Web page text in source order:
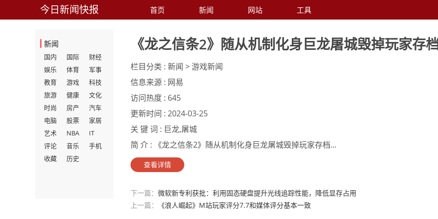
今日新闻快报 首页 新闻 网站 工具
新闻
国内 国际
财经
娱乐
体育
军事
教育
游戏
科技
旅游
健康
文化
时尚
房产
汽车
电脑
股票
家居
艺术
NBA
IT
评论
音乐
手机
收藏
历史
《龙之信条2》随从机制化身巨龙屠城毁掉玩家存
栏目分类 : 新闻 > 游戏新闻
信息来源 : 网易
访问热度 : 645
更新时间 : 2024-03-25
关 键 词 : 巨龙,屠城
简 介 : 《龙之信条2》随从机制化身巨龙屠城毁掉玩家存档...
查看详情
下一篇： 微软新专利获批：利用固态硬盘提升光线追踪性能，降低显存占用
上一篇：
《浪人崛起》M站玩家评分7.7和媒体评分基本一致